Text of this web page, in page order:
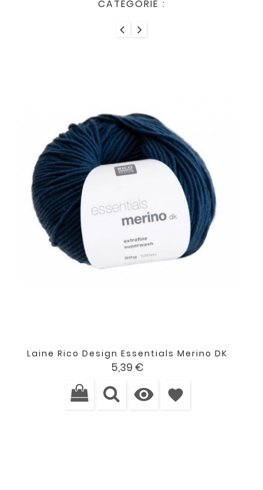
CATÉGORIE :
Laine Rico Design Essentials Merino DK
Prix
5,39 €
 favorite